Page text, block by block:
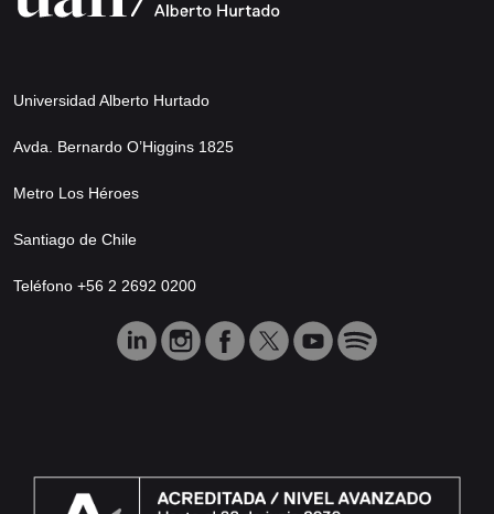
Universidad Alberto Hurtado
Avda. Bernardo O’Higgins 1825
Metro Los Héroes
Santiago de Chile
Teléfono +56 2 2692 0200